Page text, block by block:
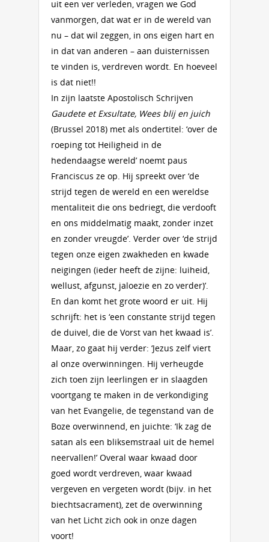
uit een ver verleden, vragen we God
vanmorgen, dat wat er in de wereld van
nu – dat wil zeggen, in ons eigen hart en
in dat van anderen – aan duisternissen
te vinden is, verdreven wordt. En hoeveel
is dat niet!!
In zijn laatste Apostolisch Schrijven
Gaudete et Exsultate, Wees blij en juich
(Brussel 2018) met als ondertitel: ‘over de
roeping tot Heiligheid in de
hedendaagse wereld’ noemt paus
Franciscus ze op. Hij spreekt over ‘de
strijd tegen de wereld en een wereldse
mentaliteit die ons bedriegt, die verdooft
en ons middelmatig maakt, zonder inzet
en zonder vreugde’. Verder over ‘de strijd
tegen onze eigen zwakheden en kwade
neigingen (ieder heeft de zijne: luiheid,
wellust, afgunst, jaloezie en zo verder)’.
En dan komt het grote woord er uit. Hij
schrijft: het is ‘een constante strijd tegen
de duivel, die de Vorst van het kwaad is’.
Maar, zo gaat hij verder: ‘Jezus zelf viert
al onze overwinningen. Hij verheugde
zich toen zijn leerlingen er in slaagden
voortgang te maken in de verkondiging
van het Evangelie, de tegenstand van de
Boze overwinnend, en juichte: ‘Ik zag de
satan als een bliksemstraal uit de hemel
neervallen!’ Overal waar kwaad door
goed wordt verdreven, waar kwaad
vergeven en vergeten wordt (bijv. in het
biechtsacrament), zet de overwinning
van het Licht zich ook in onze dagen
voort!